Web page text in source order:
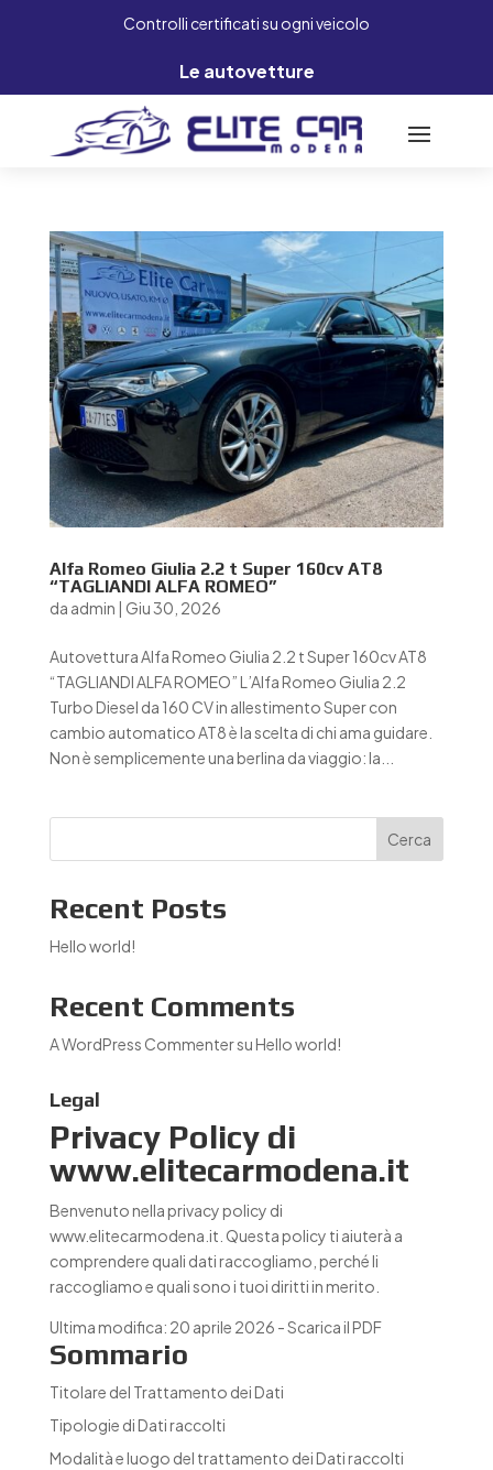
Controlli certificati su ogni veicolo
Le autovetture
Alfa Romeo Giulia 2.2 t Super 160cv AT8
“TAGLIANDI ALFA ROMEO”
da admin | Giu 30, 2026
Autovettura Alfa Romeo Giulia 2.2 t Super 160cv AT8
“TAGLIANDI ALFA ROMEO” L’Alfa Romeo Giulia 2.2
Turbo Diesel da 160 CV in allestimento Super con
cambio automatico AT8 è la scelta di chi ama guidare.
Non è semplicemente una berlina da viaggio: la...
Cerca
Recent Posts
Hello world!
Recent Comments
A WordPress CommentersuHello world!
Legal
Privacy Policy di
www.elitecarmodena.it
Benvenuto nella privacy policy di
www.elitecarmodena.it. Questa policy ti aiuterà a
comprendere quali dati raccogliamo, perché li
raccogliamo e quali sono i tuoi diritti in merito.
Ultima modifica: 20 aprile 2026 -Scarica il PDF
Sommario
Titolare del Trattamento dei Dati
Tipologie di Dati raccolti
Modalità e luogo del trattamento dei Dati raccolti